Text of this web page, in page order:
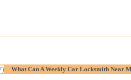
What Can A Weekly Car Locksmith Near